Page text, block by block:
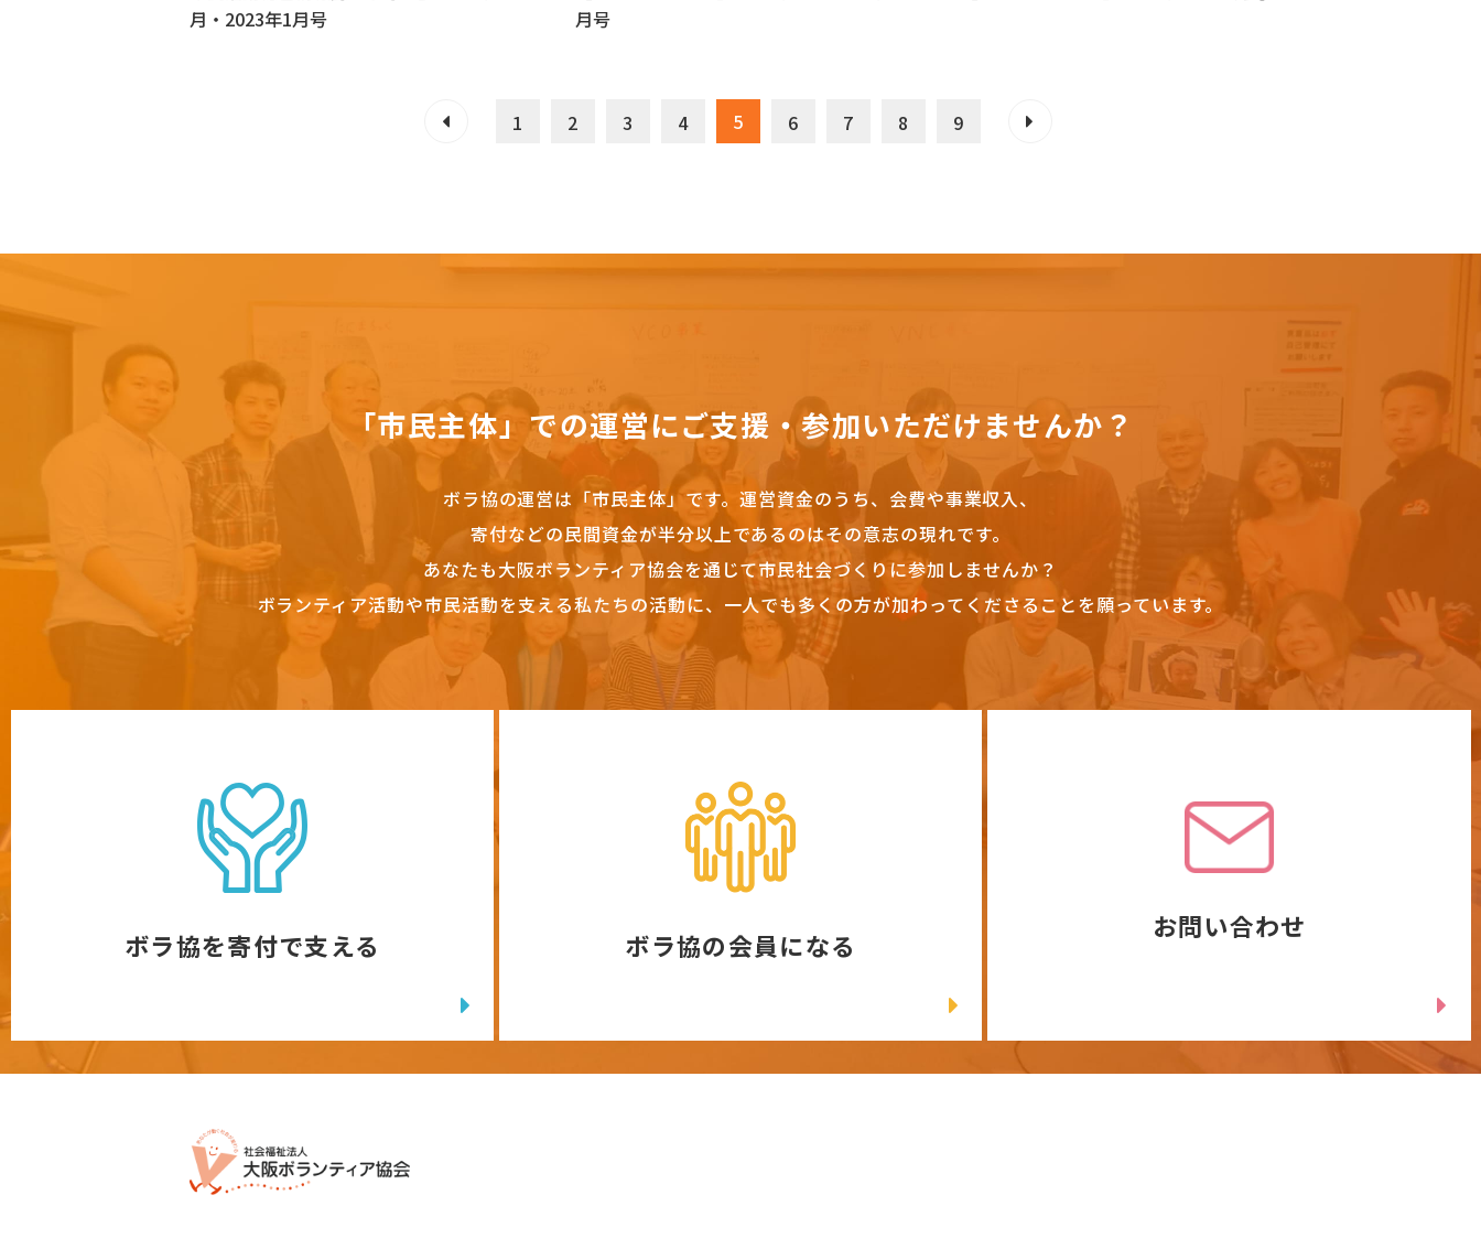
月・2023年1月号
月号
1 2 3 4 5 6 7 8 9
「市民主体」での運営にご支援・参加いただけませんか？
ボラ協の運営は「市民主体」です。 運営資金のうち、会費や事業収入、
寄付などの民間資金が半分以上であるのはその意志の現れです。
あなたも大阪ボランティア協会を通じて市民社会づくりに参加しませんか？
ボランティア活動や市民活動を支える私たちの活動に、一人でも多くの方が加わってくださることを願っています。
ボラ協を寄付で支える ボラ協の会員になる
お問い合わせ